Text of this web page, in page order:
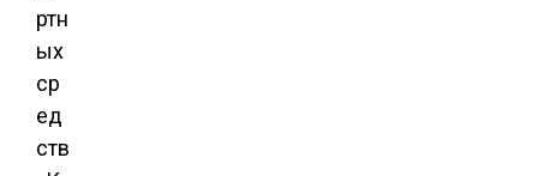
ртн
ых
ср
ед
ств